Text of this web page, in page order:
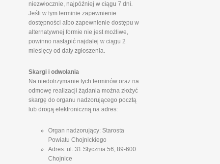
niezwłocznie, najpóźniej w ciągu 7 dni.
Jeśli w tym terminie zapewnienie
dostępności albo zapewnienie dostępu w
alternatywnej formie nie jest możliwe,
powinno nastąpić najdalej w ciągu 2
miesięcy od daty zgłoszenia.
Skargi i odwołania
Na niedotrzymanie tych terminów oraz na
odmowę realizacji żądania można złożyć
skargę do organu nadzorującego pocztą
lub drogą elektroniczną na adres:
Organ nadzorujący: Starosta
Powiatu Chojnickiego
Adres: ul. 31 Stycznia 56, 89-600
Chojnice